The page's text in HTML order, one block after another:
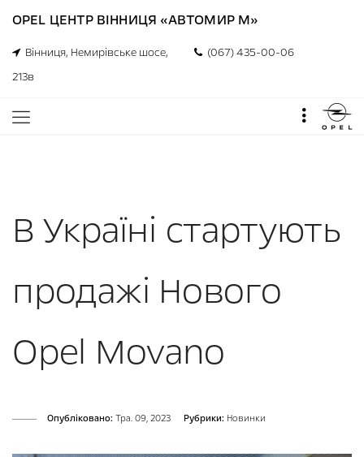
OPEL ЦЕНТР ВІННИЦЯ «АВТОМИР М»
Вінниця, Немирівське шосе,
213в
(067) 435-00-06
В Україні стартують
продажі Нового
Opel Movano
Опубліковано: Тра. 09, 2023 Рубрики: Новинки